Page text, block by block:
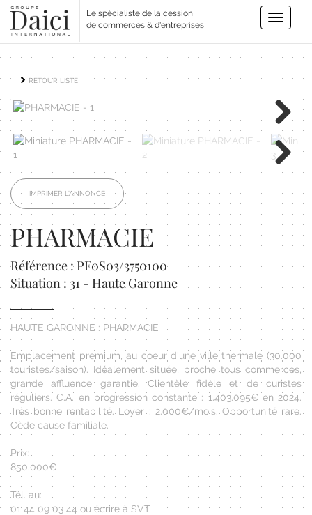
Le spécialiste de la cession
de commerces & d'entreprises
Toggle
RETOUR LISTE
Next
Next
IMPRIMER L'ANNONCE
PHARMACIE
Référence : PF0S03/3750100
Situation : 31 - Haute Garonne
HAUTE GARONNE : PHARMACIE
Emplacement premium, au coeur d'une ville thermale (30.000
touristes/saison). Idéalement située, proche tous commerces,
grande affluence garantie. Clientèle fidèle et de curistes
réguliers. C.A. en progression constante : 1.403.095€ en 2024.
Très bonne rentabilité. Loyer : 2.000€/mois. Opportunité rare.
Cède cause familiale.
Prix:
850.000€
Tél. au:
01 44 09 03 44 ou écrire à SVT